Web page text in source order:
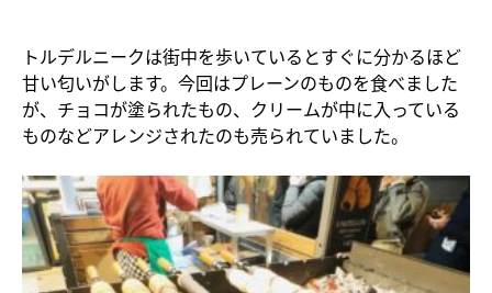
トルデルニークは街中を歩いているとすぐに分かるほど
甘い匂いがします。今回はプレーンのものを食べました
が、チョコが塗られたもの、クリームが中に入っている
ものなどアレンジされたのも売られていました。